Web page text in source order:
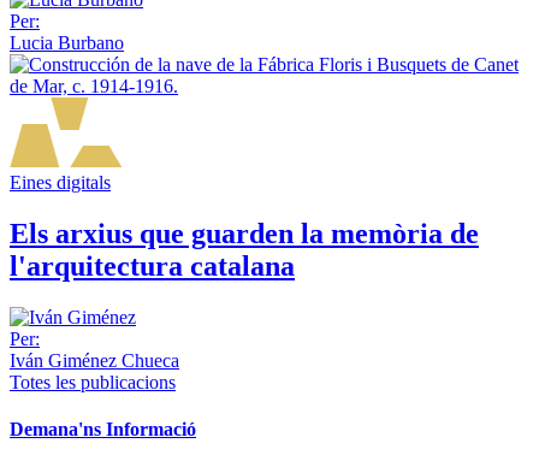
Per:
Lucia Burbano
Eines digitals
Els arxius que guarden la memòria de
l'arquitectura catalana
Per:
Iván Giménez Chueca
Totes les publicacions
Demana'ns Informació